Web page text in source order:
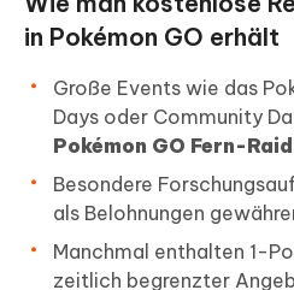
in Pokémon GO erhält
Große Events wie das
Days oder Community
Pokémon GO Fern-
Besondere
als Belohnungen
Manchmal enthalten 1-
zeitlich begrenzter